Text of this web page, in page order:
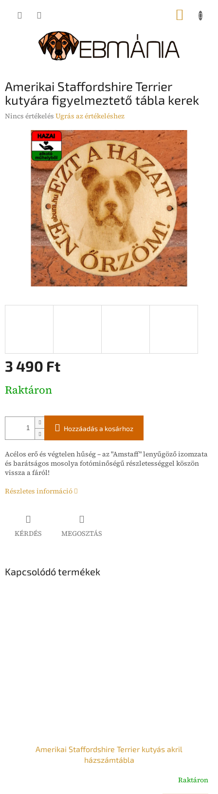
KOSÁR
Amerikai Staffordshire Terrier
kutyára figyelmeztető tábla kerek
A
értékelése
Nincs értékelés Ugrás az értékeléshez
3 490 Ft
Raktáron
Hozzáadás a kosárhoz
Acélos erő és végtelen hűség – az "Amstaff" lenyűgöző izomzata
és barátságos mosolya fotóminőségű részletességgel köszön
vissza a fáról!
Részletes információ
KÉRDÉS MEGOSZTÁS
Kapcsolódó termékek
Amerikai Staffordshire Terrier kutyás akril
házszámtábla
Raktáron